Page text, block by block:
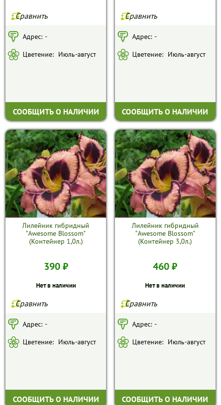
Сравнить
Адрес: -
Цветение: Июль-август
СООБЩИТЬ О НАЛИЧИИ
Сравнить
Адрес: -
Цветение: Июль-август
СООБЩИТЬ О НАЛИЧИИ
Лилейник гибридный
"Awesome Blossom"
(Контейнер 1,0л.)
390 ₽
Нет в наличии
Сравнить
Адрес: -
Цветение: Июль-август
СООБЩИТЬ О НАЛИЧИИ
Лилейник гибридный
"Awesome Blossom"
(Контейнер 3,0л.)
460 ₽
Нет в наличии
Сравнить
Адрес: -
Цветение: Июль-август
СООБЩИТЬ О НАЛИЧИИ